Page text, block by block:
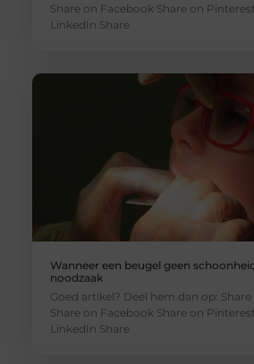
Share on Facebook Share on
LinkedIn Share
Wanneer een beugel geen
noodzaak
Goed artikel? Deel hem dan op:
Share on Facebook Share on
LinkedIn Share